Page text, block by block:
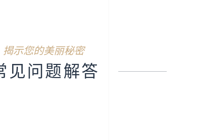
揭示您的美丽秘密
见问题解答